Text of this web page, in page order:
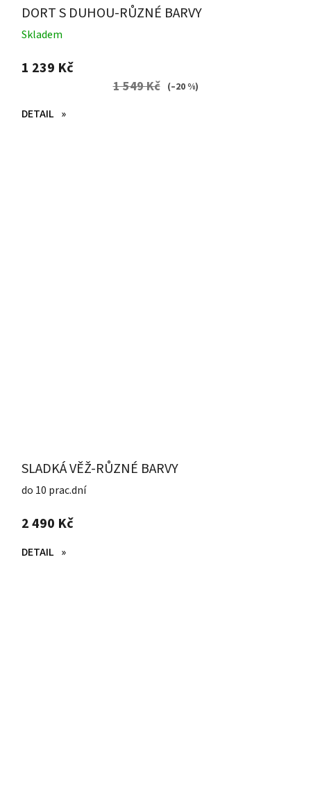
DORT S DUHOU-RŮZNÉ BARVY
Skladem
1 239 Kč
1 549 Kč (–20 %)
DETAIL
SLADKÁ VĚŽ-RŮZNÉ BARVY
do 10 prac.dní
2 490 Kč
DETAIL